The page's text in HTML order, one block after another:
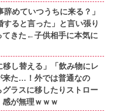
めていつうちに来る？」
ると言った」と言い張り
てきた←子供相手に本気に
し替える」「飲み物にレ
来た…！外では普通なの
ラスに移したりストロー
が無理ｗｗｗ